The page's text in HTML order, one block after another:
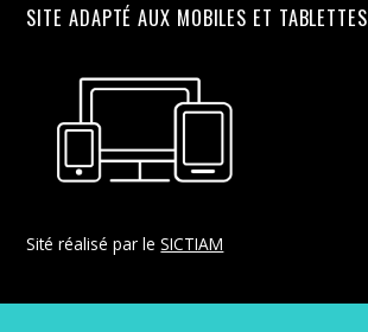
SITE ADAPTÉ AUX MOBILES ET TABLETTES
Sité réalisé par leSICTIAM